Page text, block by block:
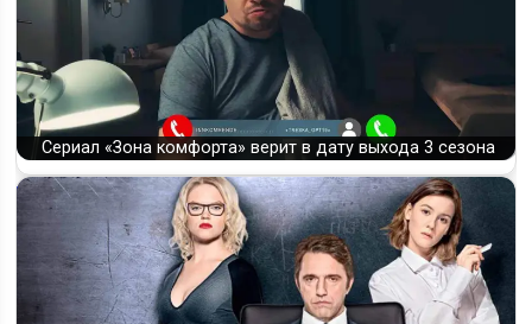
Сериал «Зона комфорта» верит в дату выхода 3 сезона